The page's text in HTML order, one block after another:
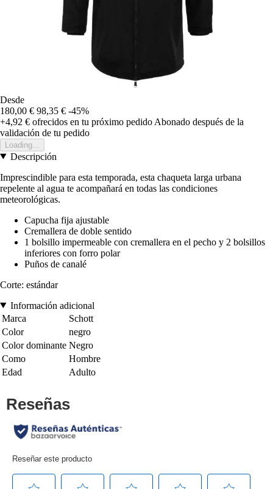
Desde
180,00 € 98,35 € -45%
+4,92 € ofrecidos en tu próximo pedido Abonado después de la
validación de tu pedido
Loading...
Descripción
Imprescindible para esta temporada, esta chaqueta larga urbana
repelente al agua te acompañará en todas las condiciones
meteorológicas.
Capucha fija ajustable
Cremallera de doble sentido
1 bolsillo impermeable con cremallera en el pecho y 2 bolsillos
inferiores con forro polar
Puños de canalé
Corte: estándar
Información adicional
Marca
Schott
Color
negro
Color dominante Negro
Como
Hombre
Edad
Adulto